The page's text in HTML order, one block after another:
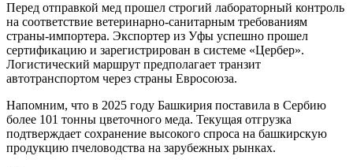
Перед отправкой мед прошел строгий лабораторный контроль
на соответствие ветеринарно-санитарным требованиям
страны-импортера. Экспортер из Уфы успешно прошел
сертификацию и зарегистрирован в системе «Цербер».
Логистический маршрут предполагает транзит
автотранспортом через страны Евросоюза.
Напомним, что в 2025 году Башкирия поставила в Сербию
более 101 тонны цветочного меда. Текущая отгрузка
подтверждает сохранение высокого спроса на башкирскую
продукцию пчеловодства на зарубежных рынках.